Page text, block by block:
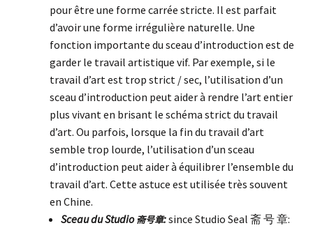
pour être une forme carrée stricte. Il est parfait
d’avoir une forme irrégulière naturelle. Une
fonction importante du sceau d’introduction est de
garder le travail artistique vif. Par exemple, si le
travail d’art est trop strict / sec, l’utilisation d’un
sceau d’introduction peut aider à rendre l’art entier
plus vivant en brisant le schéma strict du travail
d’art. Ou parfois, lorsque la fin du travail d’art
semble trop lourde, l’utilisation d’un sceau
d’introduction peut aider à équilibrer l’ensemble du
travail d’art. Cette astuce est utilisée très souvent
en Chine.
Sceau du Studio 斋号章:since Studio Seal 斋 号 章: